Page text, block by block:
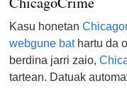
Kasu honetan
webgune bathartu da
berdina jarri zaio,
tartean. Datuak